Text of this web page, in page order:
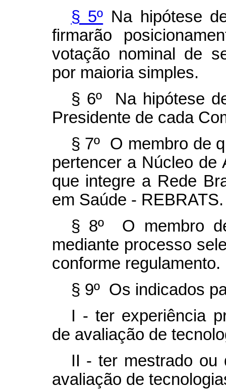
§ 5º Na hipótese
firmarão
votação nominal de
por maioria simples.
§ 6º Na hipótese
Presidente de cada
§ 7º O membro de
pertencer a Núcleo de
que integre a Rede
em Saúde - REBRATS.
§ 8º O membro
mediante processo
conforme regulamento.
§ 9º Os indicados
I - ter experiência
de avaliação de
II - ter mestrado ou
avaliação de